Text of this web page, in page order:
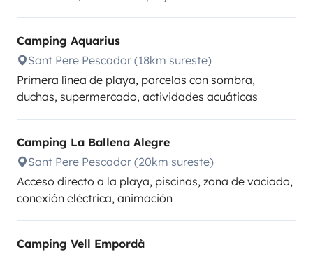
Camping Aquarius
Sant Pere Pescador (18km sureste)
Primera línea de playa, parcelas con sombra,
duchas, supermercado, actividades acuáticas
Camping La Ballena Alegre
Sant Pere Pescador (20km sureste)
Acceso directo a la playa, piscinas, zona de vaciado,
conexión eléctrica, animación
Camping Vell Empordà